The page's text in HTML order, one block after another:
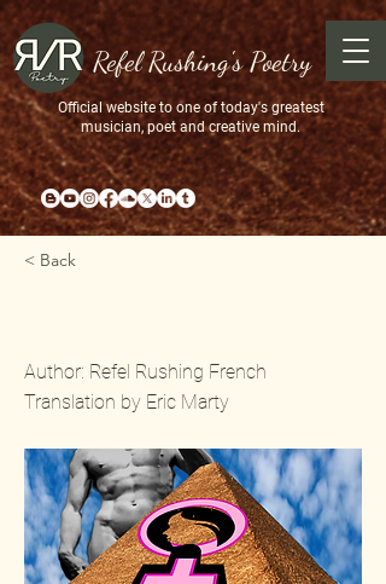
Refel Rushing's Poetry
Official website to one of today's greatest
musician, poet and creative mind.
< Back
Author: Refel Rushing French
Translation by Eric Marty